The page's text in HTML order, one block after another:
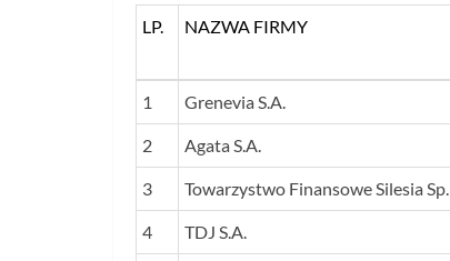
LP. NAZWA FIRMY
LP.
NAZWA FIRMY
1 Grenevia S.A.
2 Agata S.A.
3 Towarzystwo Finansowe Silesia Sp.
4 TDJ S.A.